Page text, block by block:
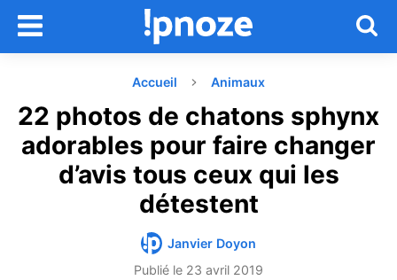
Accueil Animaux
22 photos de chatons sphynx
adorables pour faire changer
d’avis tous ceux qui les
détestent
Janvier Doyon
Publié le 23 avril 2019